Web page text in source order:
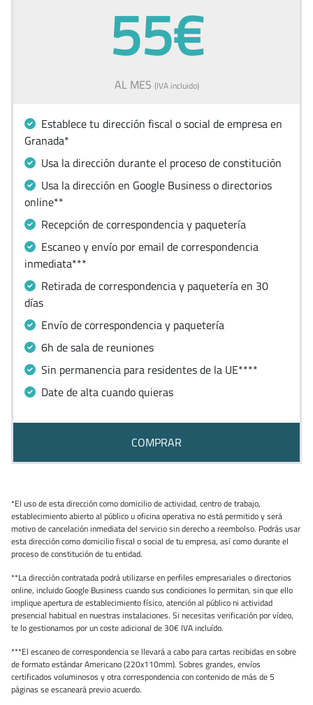
55€
AL MES (IVA incluido)
Establece tu dirección fiscal o social de empresa en
Granada*
Usa la dirección durante el proceso de constitución
Usa la dirección en Google Business o directorios
online**
Recepción de correspondencia y paquetería
Escaneo y envío por email de correspondencia
inmediata***
Retirada de correspondencia y paquetería en 30
días
Envío de correspondencia y paquetería
6h de sala de reuniones
Sin permanencia para residentes de la UE****
Date de alta cuando quieras
COMPRAR
*El uso de esta dirección como domicilio de actividad, centro de trabajo,
establecimiento abierto al público u oficina operativa no está permitido y será
motivo de cancelación inmediata del servicio sin derecho a reembolso. Podrás usar
esta dirección como domicilio fiscal o social de tu empresa, así como durante el
proceso de constitución de tu entidad.
**La dirección contratada podrá utilizarse en perfiles empresariales o directorios
online, incluido Google Business cuando sus condiciones lo permitan, sin que ello
implique apertura de establecimiento físico, atención al público ni actividad
presencial habitual en nuestras instalaciones. Si necesitas verificación por vídeo,
te lo gestionamos por un coste adicional de 30€ IVA incluído.
***El escaneo de correspondencia se llevará a cabo para cartas recibidas en sobre
de formato estándar Americano (220x110mm). Sobres grandes, envíos
certificados voluminosos y otra correspondencia con contenido de más de 5
páginas se escaneará previo acuerdo.